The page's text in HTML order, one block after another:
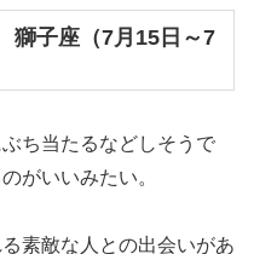
子座（7月15日～7
ち当たるなどしそうで
がいいみたい。
素敵な人との出会いがあ